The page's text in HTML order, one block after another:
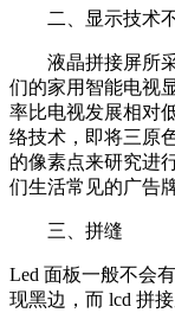
二、显示技术
液晶拼接屏所采
们的家用智能电视
率比电视发展相对
络技术，即将三原
的像素点来研究进
们生活常见的广告
三、拼缝
Led 面板一般不会
现黑边，而 lcd 拼